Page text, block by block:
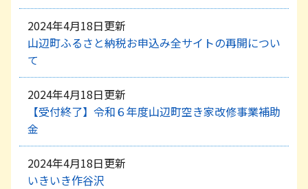
2024年4月18日更新
山辺町ふるさと納税お申込み全サイトの再開につい
て
2024年4月18日更新
【受付終了】令和６年度山辺町空き家改修事業補助
金
2024年4月18日更新
いきいき作谷沢